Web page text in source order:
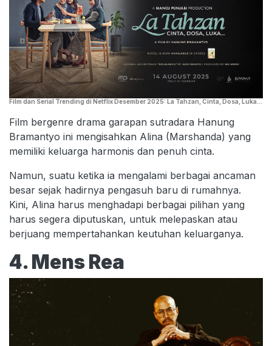
Film dan Serial Trending di Netflix Desember 2025: La Tahzan, Cinta, Dosa, Luka…
Film bergenre drama garapan sutradara Hanung
Bramantyo ini mengisahkan Alina (Marshanda) yang
memiliki keluarga harmonis dan penuh cinta.
Namun, suatu ketika ia mengalami berbagai ancaman
besar sejak hadirnya pengasuh baru di rumahnya.
Kini, Alina harus menghadapi berbagai pilihan yang
harus segera diputuskan, untuk melepaskan atau
berjuang mempertahankan keutuhan keluarganya.
4. Mens Rea